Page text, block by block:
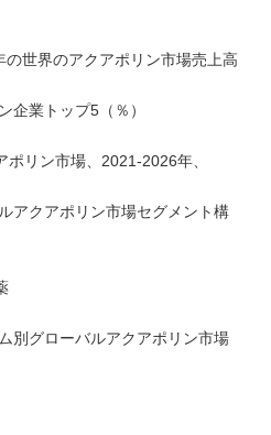
世界のアクアポリン市場売上高
企業トップ5（％）
リン市場、2021-2026年、
アクアポリン市場セグメント構
別グローバルアクアポリン市場